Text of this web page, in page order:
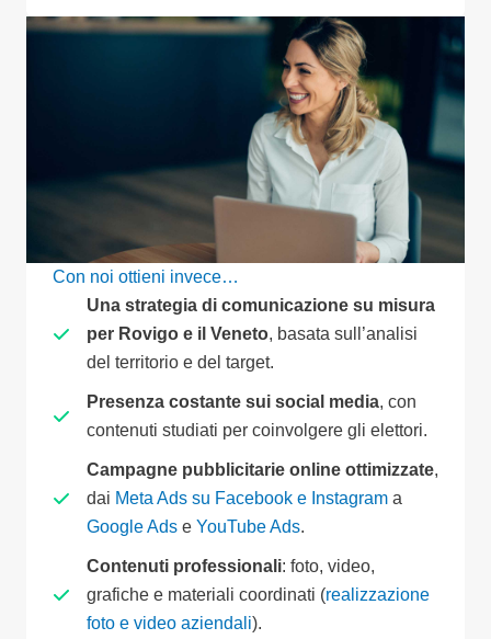
Con noi ottieni invece…
Una strategia di comunicazione su misura
per Rovigo e il Veneto, basata sull’analisi
del territorio e del target.
Presenza costante sui social media, con
contenuti studiati per coinvolgere gli elettori.
Campagne pubblicitarie online ottimizzate,
dai Meta Ads su Facebook e Instagram a
Google Ads e YouTube Ads.
Contenuti professionali: foto, video,
grafiche e materiali coordinati (realizzazione
foto e video aziendali).